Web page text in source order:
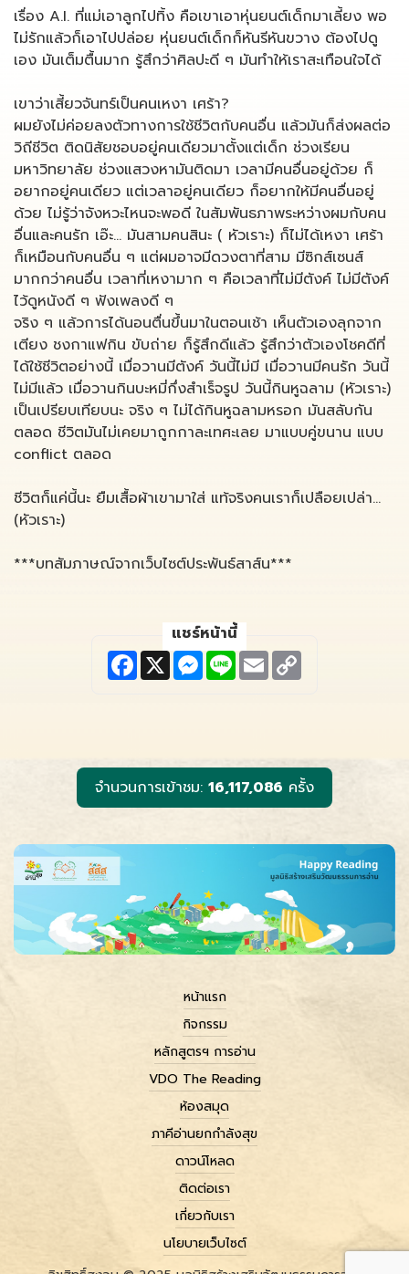
เรื่อง A.I. ที่แม่เอาลูกไปทิ้ง คือเขาเอาหุ่นยนต์เด็กมาเลี้ยง พอ
ไม่รักแล้วก็เอาไปปล่อย หุ่นยนต์เด็กก็หันรีหันขวาง ต้องไปดู
เอง มันเต็มตื้นมาก รู้สึกว่าศิลปะดี ๆ มันทำให้เราสะเทือนใจได้
เขาว่าเสี้ยวจันทร์เป็นคนเหงา เศร้า?
ผมยังไม่ค่อยลงตัวทางการใช้ชีวิตกับคนอื่น แล้วมันก็ส่งผลต่อ
วิถีชีวิต ติดนิสัยชอบอยู่คนเดียวมาตั้งแต่เด็ก ช่วงเรียน
มหาวิทยาลัย ช่วงแสวงหามันติดมา เวลามีคนอื่นอยู่ด้วย ก็
อยากอยู่คนเดียว แต่เวลาอยู่คนเดียว ก็อยากให้มีคนอื่นอยู่
ด้วย ไม่รู้ว่าจังหวะไหนจะพอดี ในสัมพันธภาพระหว่างผมกับคน
อื่นและคนรัก เอ๊ะ… มันสามคนสินะ ( หัวเราะ) ก็ไม่ได้เหงา เศร้า
ก็เหมือนกับคนอื่น ๆ แต่ผมอาจมีดวงตาที่สาม มีซิกส์เซนส์
มากกว่าคนอื่น เวลาที่เหงามาก ๆ คือเวลาที่ไม่มีตังค์ ไม่มีตังค์
ไว้ดูหนังดี ๆ ฟังเพลงดี ๆ
จริง ๆ แล้วการได้นอนตื่นขึ้นมาในตอนเช้า เห็นตัวเองลุกจาก
เตียง ชงกาแฟกิน ขับถ่าย ก็รู้สึกดีแล้ว รู้สึกว่าตัวเองโชคดีที่
ได้ใช้ชีวิตอย่างนี้ เมื่อวานมีตังค์ วันนี้ไม่มี เมื่อวานมีคนรัก วันนี้
ไม่มีแล้ว เมื่อวานกินบะหมี่กึ่งสำเร็จรูป วันนี้กินหูฉลาม (หัวเราะ)
เป็นเปรียบเทียบนะ จริง ๆ ไม่ได้กินหูฉลามหรอก มันสลับกัน
ตลอด ชีวิตมันไม่เคยมาถูกกาละเทศะเลย มาแบบคู่ขนาน แบบ
conflict ตลอด
ชีวิตก็แค่นี้นะ ยืมเสื้อผ้าเขามาใส่ แท้จริงคนเราก็เปลือยเปล่า…
(หัวเราะ)
***บทสัมภาษณ์จากเว็บไซต์ประพันธ์สาส์น***
แชร์หน้านี้
F
a
c
X M
e
s
r
L
n
E
m
a
k
จำนวนการเข้าชม: 16,117,086 ครั้ง
หน้าแรก
กิจกรรม
หลักสูตรฯ การอ่าน
VDO The Reading
ห้องสมุด
ภาคีอ่านยกกำลังสุข
ดาวน์โหลด
ติดต่อเรา
เกี่ยวกับเรา
นโยบายเว็บไซต์